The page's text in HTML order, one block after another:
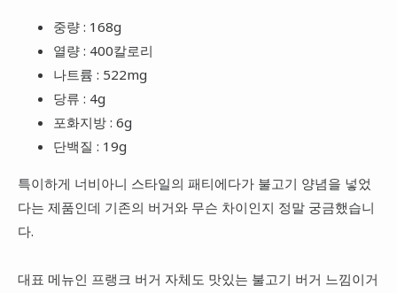
중량 : 168g
열량 : 400칼로리
나트륨 : 522mg
당류 : 4g
포화지방 : 6g
단백질 : 19g
특이하게 너비아니 스타일의 패티에다가 불고기 양념을 넣었
다는 제품인데 기존의 버거와 무슨 차이인지 정말 궁금했습니
다.
대표 메뉴인 프랭크 버거 자체도 맛있는 불고기 버거 느낌이거